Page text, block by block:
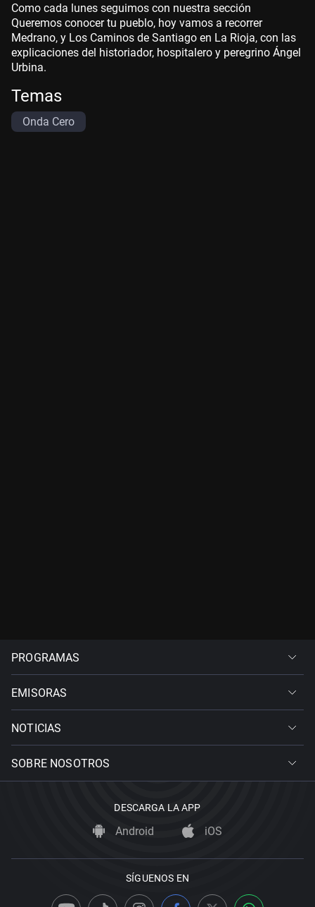
Como cada lunes seguimos con nuestra sección
Queremos conocer tu pueblo, hoy vamos a recorrer
Medrano, y Los Caminos de Santiago en La Rioja, con las
explicaciones del historiador, hospitalero y peregrino Ángel
Urbina.
Temas
Onda Cero
PROGRAMAS
EMISORAS
NOTICIAS
SOBRE NOSOTROS
DESCARGA LA APP
Android iOS
SÍGUENOS EN